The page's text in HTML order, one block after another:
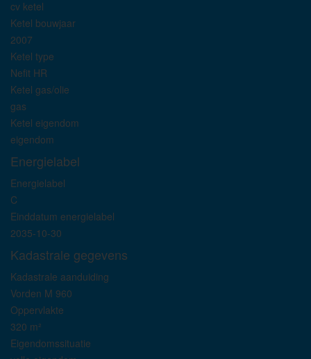
cv ketel
Ketel bouwjaar
2007
Ketel type
Nefit HR
Ketel gas/olie
gas
Ketel eigendom
eigendom
Energielabel
Energielabel
C
Einddatum energielabel
2035-10-30
Kadastrale gegevens
Kadastrale aanduiding
Vorden M 960
Oppervlakte
320 m²
Eigendomssituatie